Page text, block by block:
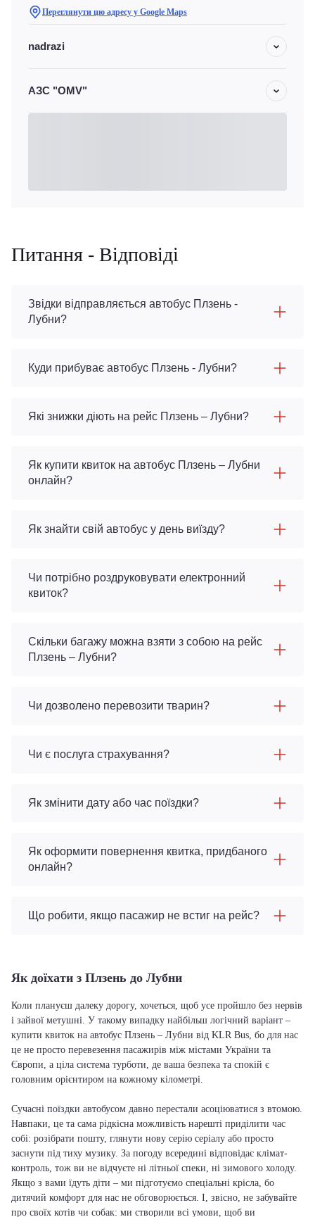
Переглянути цю адресу у Google Maps
nadrazi
АЗС "OMV"
Питання - Відповіді
Звідки відправляється автобус Плзень -
Лубни?
Куди прибуває автобус Плзень - Лубни?
Які знижки діють на рейс Плзень – Лубни?
Як купити квиток на автобус Плзень – Лубни
онлайн?
Як знайти свій автобус у день виїзду?
Чи потрібно роздруковувати електронний
квиток?
Скільки багажу можна взяти з собою на рейс
Плзень – Лубни?
Чи дозволено перевозити тварин?
Чи є послуга страхування?
Як змінити дату або час поїздки?
Як оформити повернення квитка, придбаного
онлайн?
Що робити, якщо пасажир не встиг на рейс?
Як доїхати з Плзень до Лубни
Коли плануєш далеку дорогу, хочеться, щоб усе пройшло без нервів
і зайвої метушні. У такому випадку найбільш логічний варіант –
купити квиток на автобус Плзень – Лубни від KLR Bus, бо для нас
це не просто перевезення пасажирів між містами України та
Європи, а ціла система турботи, де ваша безпека та спокій є
головним орієнтиром на кожному кілометрі.
Сучасні поїздки автобусом давно перестали асоціюватися з втомою.
Навпаки, це та сама рідкісна можливість нарешті приділити час
собі: розібрати пошту, глянути нову серію серіалу або просто
заснути під тиху музику. За погоду всередині відповідає клімат-
контроль, тож ви не відчуєте ні літньої спеки, ні зимового холоду.
Якщо з вами їдуть діти – ми підготуємо спеціальні крісла, бо
дитячий комфорт для нас не обговорюється. І, звісно, не забувайте
про своїх котів чи собак: ми створили всі умови, щоб ви